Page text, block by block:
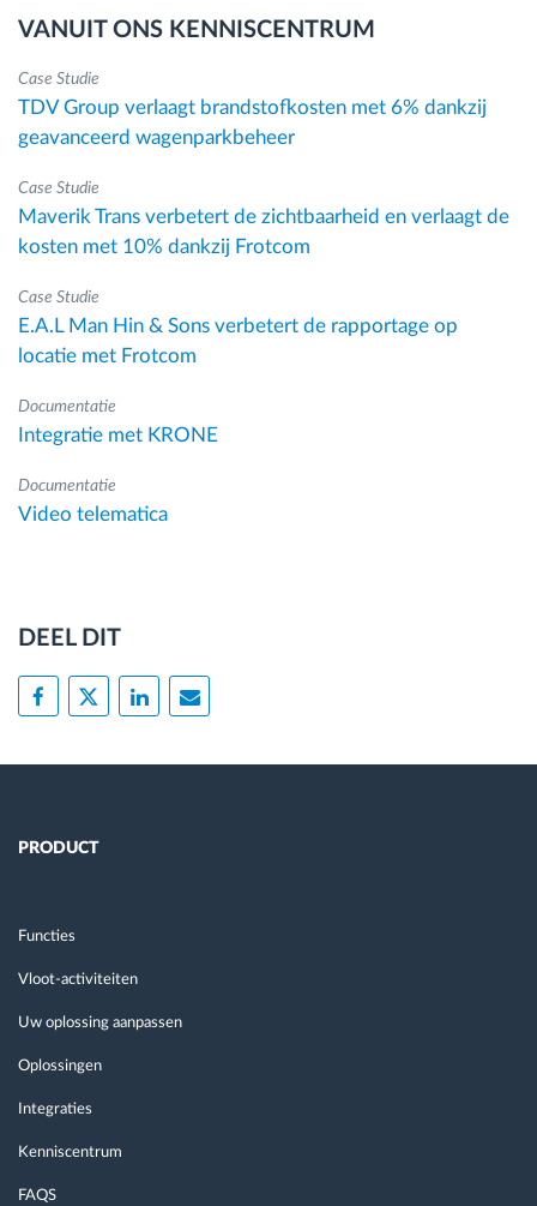
VANUIT ONS KENNISCENTRUM
Case Studie
TDV Group verlaagt brandstofkosten met 6% dankzij
geavanceerd wagenparkbeheer
Case Studie
Maverik Trans verbetert de zichtbaarheid en verlaagt de
kosten met 10% dankzij Frotcom
Case Studie
E.A.L Man Hin & Sons verbetert de rapportage op
locatie met Frotcom
Documentatie
Integratie met KRONE
Documentatie
Video telematica
DEEL DIT
PRODUCT
Functies
Vloot-activiteiten
Uw oplossing aanpassen
Oplossingen
Integraties
Kenniscentrum
FAQS